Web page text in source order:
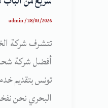
admin/28/03/2026
تتشرف شركة
أفضل شركة
تونس بتقديم
البحري نحن